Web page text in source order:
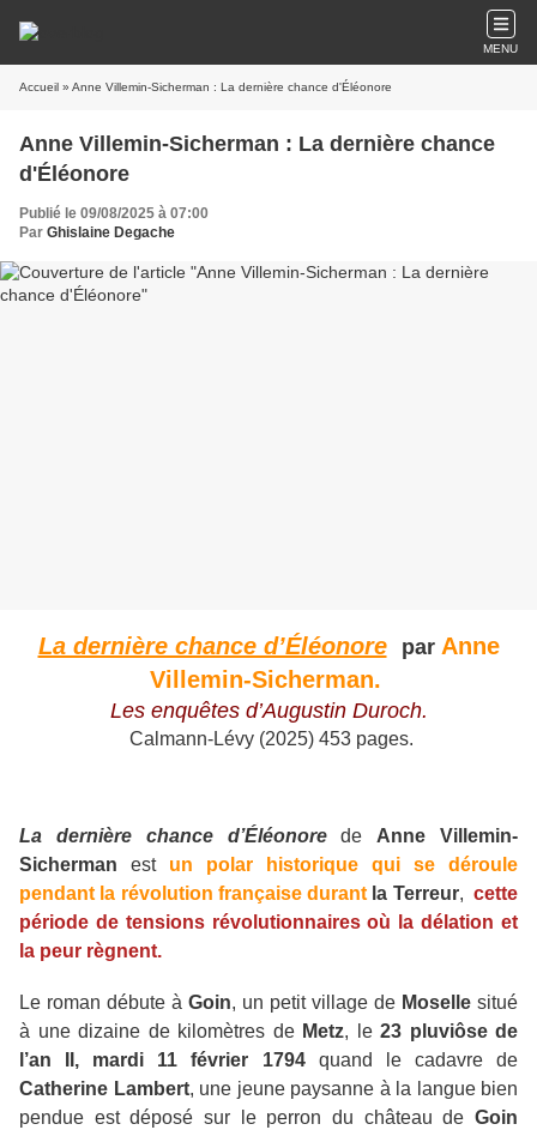
MENU
Accueil » Anne Villemin-Sicherman : La dernière chance d'Éléonore
Anne Villemin-Sicherman : La dernière chance
d'Éléonore
Publié le 09/08/2025 à 07:00
Par Ghislaine Degache
La dernière chance d’Éléonore par Anne
Villemin-Sicherman.
Les enquêtes d’Augustin Duroch.
Calmann-Lévy (2025) 453 pages.
La dernière chance d’Éléonorede Anne Villemin-
Sicherman est un polar historique qui se déroule
pendant la révolution française durant la Terreur, cette
période de tensions révolutionnaires où la délation et
la peur règnent.
Le roman débute à Goin, un petit village de Moselle situé
à une dizaine de kilomètres de Metz, le 23 pluviôse de
l’an II, mardi 11 février 1794quand le cadavre de
Catherine Lambert, une jeune paysanne à la langue bien
pendue est déposé sur le perron du château de Goin